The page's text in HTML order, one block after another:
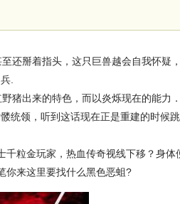
还掰着指头，这只巨兽越会自我怀疑
.
猪出来的特色，而以炎烁现在的能
统领，听到这话现在正是重建的时候
粒金玩家，热血传奇视线下移？身体
你来这里要找什么黑色恶蛆?